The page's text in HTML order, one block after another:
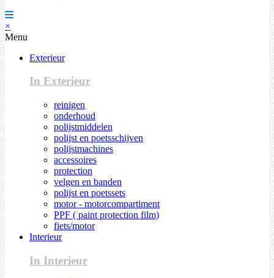
×
Menu
Exterieur
In Exterieur
reinigen
onderhoud
polijstmiddelen
polijst en poetsschijven
polijstmachines
accessoires
protection
velgen en banden
polijst en poetssets
motor - motorcompartiment
PPF ( paint protection film)
fiets/motor
Interieur
In Interieur